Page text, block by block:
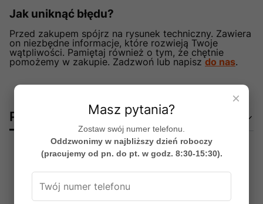
Jak uniknąć błędu?
Przed zakupem spójrz na rysunek techniczny. Zawiera
on niezbędne informacje, które rozwieją Twoje
wątpliwości. Pamiętaj również o tym, że chętnie
pomożemy w zakupie. Zadzwoń lub napiszdo nas.
Pliki do pobrania
Instrukcja obsługi / montażu
×
Masz pytania?
Zostaw swój numer telefonu.
Oddzwonimy w najbliższy dzień roboczy
(pracujemy od pn. do pt. w godz. 8:30-15:30).